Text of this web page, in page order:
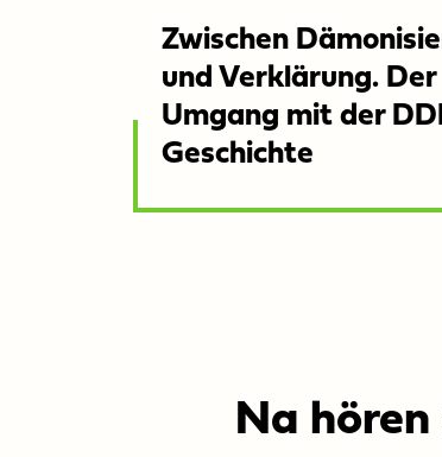
Zwis­chen
und Verk­lärung. Der
Umgang mit der
Geschichte
Na